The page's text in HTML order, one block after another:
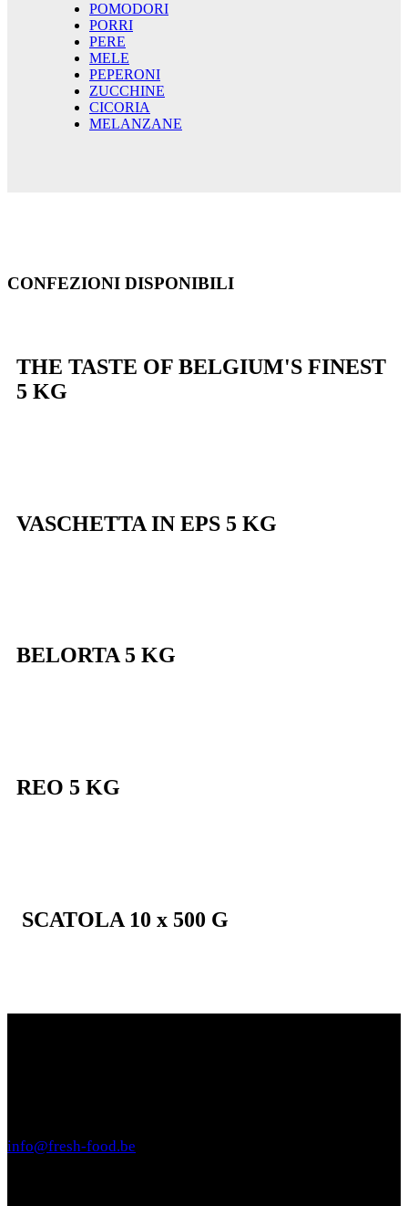
POMODORI
PORRI
PERE
MELE
PEPERONI
ZUCCHINE
CICORIA
MELANZANE
CONFEZIONI DISPONIBILI
THE TASTE OF BELGIUM'S FINEST
5 KG
VASCHETTA IN EPS 5 KG
BELORTA 5 KG
REO 5 KG
SCATOLA 10 x 500 G
info@fresh-food.be